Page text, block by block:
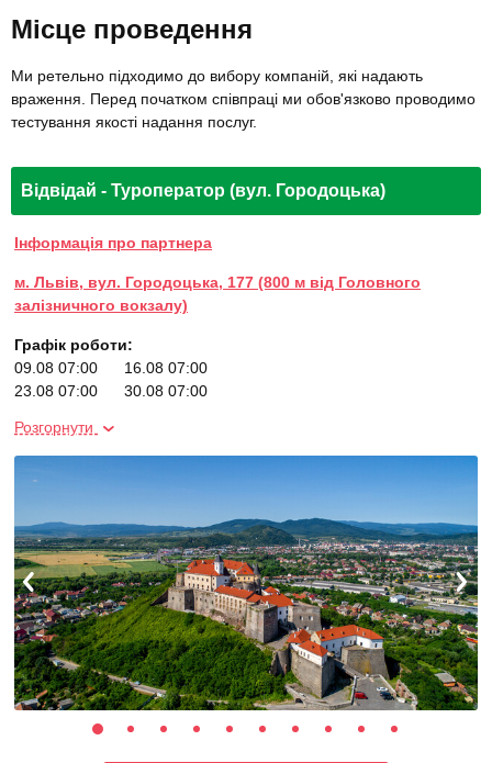
Місце проведення
Ми ретельно підходимо до вибору компаній, які надають
враження. Перед початком співпраці ми обов'язково проводимо
тестування якості надання послуг.
Відвідай - Туроператор (вул. Городоцька)
Інформація про партнера
м. Львів, вул. Городоцька, 177 (800 м від Головного
залізничного вокзалу)
Графік роботи:
09.08 07:00
16.08 07:00
23.08 07:00
30.08 07:00
04.10 07:00
Розгорнути